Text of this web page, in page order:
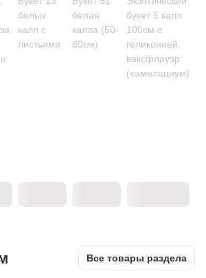
белых
калл с
листьями
белая
калла (50-
80см)
букет 5 калл
100см с
геликонией,
ваксфлауэр
(хамелациум)
Все товары раздела